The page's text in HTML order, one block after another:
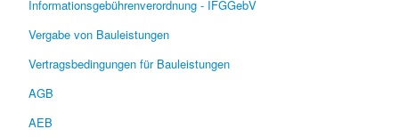
Informationsgebührenverordnung - IFGGebV
Vergabe von Bauleistungen
Vertragsbedingungen für Bauleistungen
AGB
AEB